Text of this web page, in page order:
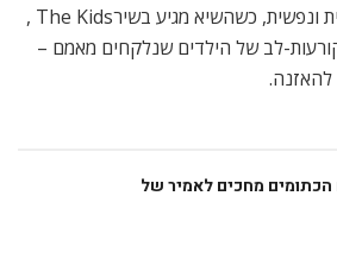
לפרוייקט מאתגר מוזיקלית ונפשית, כשהשיא מגיע בשירThe Kids ,
קורעות-לב של הילדים שנלקחים מאמם –
מחכים לאמיר של